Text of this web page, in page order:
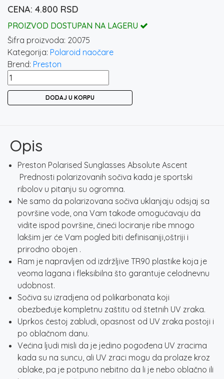
4.800 RSD
PROIZVOD DOSTUPAN NA LAGERU
Šifra proizvoda: 20075
Kategorija: Polaroid naočare
Brend: Preston
PRESTON
POLARISED
SUNGLASSESDODAJ U KORPU
Opis
Preston Polarised Sunglasses Absolute Ascent
Prednosti polarizovanih sočiva kada je sportski
ribolov u pitanju su ogromna.
Ne samo da polarizovana sočiva uklanjaju odsjaj sa
površine vode, ona Vam takođe omogućavaju da
vidite ispod površine, čineći lociranje ribe mnogo
lakšim jer će Vam pogled biti definisaniji,oštriji i
prirodno obojen .
Ram je napravljen od izdržljive TR90 plastike koja je
veoma lagana i fleksibilna što garantuje celodnevnu
udobnost.
Sočiva su izradjena od polikarbonata koji
obezbeđuje kompletnu zaštitu od štetnih UV zraka.
Uprkos čestoj zabludi, opasnost od UV zraka postoji i
po oblačnom danu.
Većina ljudi misli da je jedino pogođena UV zracima
kada su na suncu, ali UV zraci mogu da prolaze kroz
oblake, pa je potpuno nebitno da li je nebo oblačno ili